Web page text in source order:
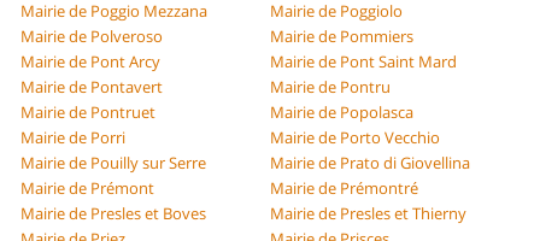
Mairie de Poggio Mezzana
Mairie de Poggiolo
Mairie de Polveroso
Mairie de Pommiers
Mairie de Pont Arcy
Mairie de Pont Saint Mard
Mairie de Pontavert
Mairie de Pontru
Mairie de Pontruet
Mairie de Popolasca
Mairie de Porri
Mairie de Porto Vecchio
Mairie de Pouilly sur Serre
Mairie de Prato di Giovellina
Mairie de Prémont
Mairie de Prémontré
Mairie de Presles et Boves
Mairie de Presles et Thierny